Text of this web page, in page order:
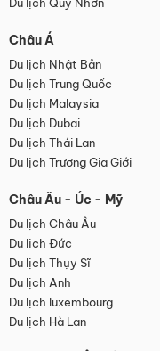
Châu Á
Du lịch Nhật Bản
Du lịch Trung Quốc
Du lịch Malaysia
Du lịch Dubai
Du lịch Thái Lan
Du lịch Trương Gia Giới
Châu Âu - Úc - Mỹ
Du lịch Châu Âu
Du lịch Đức
Du lịch Thụy Sĩ
Du lịch Anh
Du lịch luxembourg
Du lịch Hà Lan